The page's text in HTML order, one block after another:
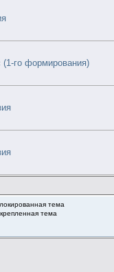
(1-го формирования)
тема
тема